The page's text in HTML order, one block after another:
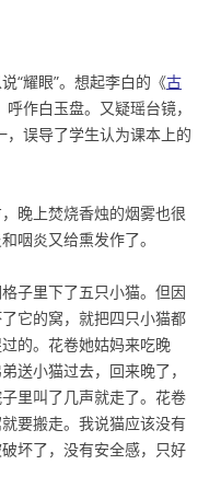
“耀眼”。想起李白的《古
作白玉盘。又疑瑶台镜，
，误导了学生认为课本上的
晚上焚烧香烛的烟雾也很
咽炎又给熏发作了。
子里下了五只小猫。但因
它的窝，就把四只小猫都
的。花卷她姑妈来吃晚
送小猫过去，回来晚了，
里叫了几声就走了。花卷
要搬走。我说猫应该没有
坏了，没有安全感，只好